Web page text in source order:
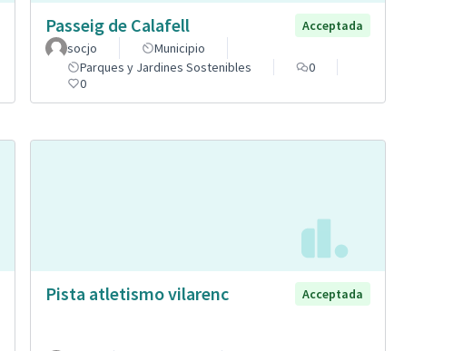
Passeig de Calafell
Acceptada
socjo
Municipio
Parques y Jardines Sostenibles
0
0
Pista atletismo vilarenc Acceptada